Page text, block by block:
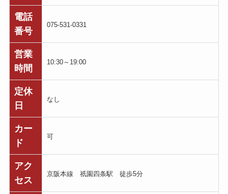
電話
番号
075-531-0331
営業
時間
10:30～19:00
定休
日
なし
カー
ド
可
アク
セス
京阪本線 祇園四条駅 徒歩5分